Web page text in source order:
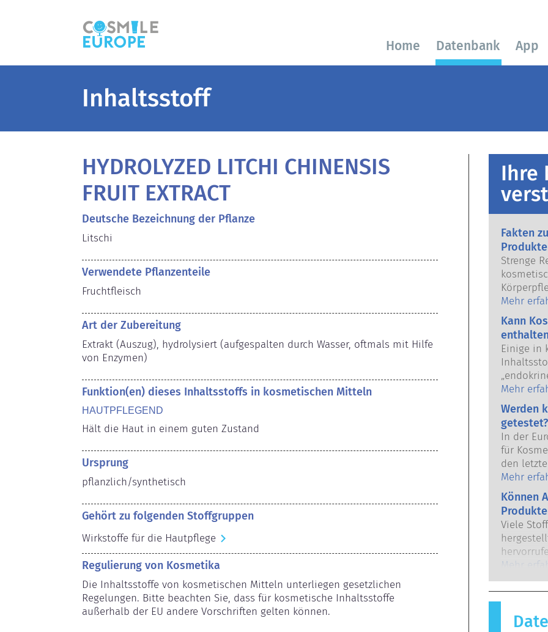
Home Datenbank App
Inhaltsstoff
HYDROLYZED LITCHI CHINENSIS
FRUIT EXTRACT
Deutsche Bezeichnung der Pflanze
Litschi
Verwendete Pflanzenteile
Fruchtfleisch
Art der Zubereitung
Extrakt (Auszug), hydrolysiert (aufgespalten durch Wasser, oftmals mit Hilfe
von Enzymen)
Funktion(en) dieses Inhaltsstoffs in kosmetischen Mitteln
HAUTPFLEGEND
Hält die Haut in einem guten Zustand
Ursprung
pflanzlich/synthetisch
Gehört zu folgenden Stoffgruppen
Wirkstoffe für die Hautpflege
Regulierung von Kosmetika
Die Inhaltsstoffe von kosmetischen Mitteln unterliegen gesetzlichen
Regelungen. Bitte beachten Sie, dass für kosmetische Inhaltsstoffe
außerhalb der EU andere Vorschriften gelten können.
Ihre
Fakten
Strenge
Union
Mehr
Kann
Einige in
das
unserer
weil
imitieren,
Viele
nach,
handelt
Produkte
Mehr
Werden
In der
für
den
dem
Mehr
Können
Viele
auf,
Stoffe
harmlos
Reaktion
Mehr